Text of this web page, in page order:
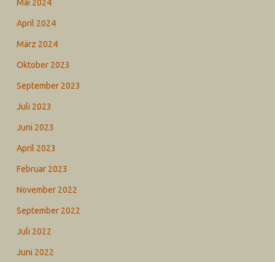
Mai 2024
April 2024
März 2024
Oktober 2023
September 2023
Juli 2023
Juni 2023
April 2023
Februar 2023
November 2022
September 2022
Juli 2022
Juni 2022